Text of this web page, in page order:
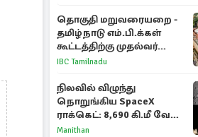
தொகுதி மறுவரையறை -
தமிழ்நாடு எம்.பி.க்கள்
கூட்டத்திற்கு முதல்வர்
விஜய் அழைப்பு
IBC Tamilnadu
நிலவில் விழுந்து
நொறுங்கிய SpaceX
ராக்கெட்: 8,690 கி.மீ வேக
மோதலால் உருவான புதிய
Manithan